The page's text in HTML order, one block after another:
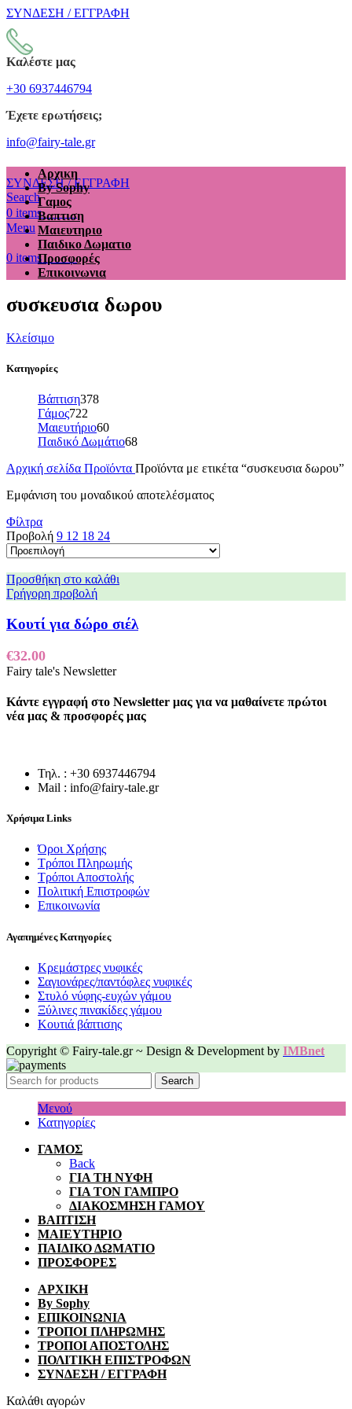
ΣΥΝΔΕΣΗ / ΕΓΓΡΑΦΗ
Καλέστε μας
+30 6937446794
Έχετε ερωτήσεις;
info@fairy-tale.gr
ΣΥΝΔΕΣΗ / ΕΓΓΡΑΦΗ
Search
0 items €0.00
Menu
0 items €0.00
Αρχικη
By Sophy
Γαμος
Βαπτιση
Μαιευτηριο
Παιδικο Δωματιο
Προσφορές
Επικοινωνια
συσκευσια δωρου
Κλείσιμο
Κατηγορίες
Βάπτιση378
Γάμος722
Μαιευτήριο60
Παιδικό Δωμάτιο68
Αρχική σελίδα Προϊόντα Προϊόντα με ετικέτα “συσκευσια δωρου”
Εμφάνιση του μοναδικού αποτελέσματος
Φίλτρα
Προβολή 9 12 18 24
Προσθήκη στο καλάθι
Γρήγορη προβολή
Κουτί για δώρο σιέλ
€32.00
Fairy tale's Newsletter
Κάντε εγγραφή στο Newsletter μας για να μαθαίνετε πρώτοι
νέα μας & προσφορές μας
Τηλ. : +30 6937446794
Mail : info@fairy-tale.gr
Χρήσιμα Links
Όροι Χρήσης
Τρόποι Πληρωμής
Τρόποι Αποστολής
Πολιτική Επιστροφών
Επικοινωνία
Αγαπημένες Κατηγορίες
Κρεμάστρες νυφικές
Σαγιονάρες/παντόφλες νυφικές
Στυλό νύφης-ευχών γάμου
Ξύλινες πινακίδες γάμου
Κουτιά βάπτισης
Copyright © Fairy-tale.gr ~ Design & Development by IMBnet
Search
Μενού
Κατηγορίες
ΓΑΜΟΣ
Back
ΓΙΑ ΤΗ ΝΥΦΗ
ΓΙΑ ΤΟΝ ΓΑΜΠΡΟ
ΔΙΑΚΟΣΜΗΣΗ ΓΑΜΟΥ
ΒΑΠΤΙΣΗ
ΜΑΙΕΥΤΗΡΙΟ
ΠΑΙΔΙΚΟ ΔΩΜΑΤΙΟ
ΠΡΟΣΦΟΡΕΣ
ΑΡΧΙΚΗ
By Sophy
ΕΠΙΚΟΙΝΩΝΙΑ
ΤΡΟΠΟΙ ΠΛΗΡΩΜΗΣ
ΤΡΟΠΟΙ ΑΠΟΣΤΟΛΗΣ
ΠΟΛΙΤΙΚΗ ΕΠΙΣΤΡΟΦΩΝ
ΣΥΝΔΕΣΗ / ΕΓΓΡΑΦΗ
Καλάθι αγορών